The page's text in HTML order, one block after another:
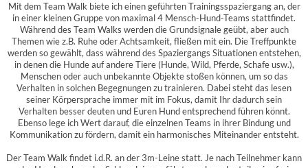
Mit dem Team Walk biete ich einen geführten Trainingsspaziergang an, der
in einer kleinen Gruppe von maximal 4 Mensch-Hund-Teams stattfindet.
Während des Team Walks werden die Grundsignale geübt, aber auch
Themen wie z.B. Ruhe oder Achtsamkeit, fließen mit ein. Die Treffpunkte
werden so gewählt, dass während des Spaziergangs Situationen entstehen,
in denen die Hunde auf andere Tiere (Hunde, Wild, Pferde, Schafe usw.),
Menschen oder auch unbekannte Objekte stoßen können, um so das
Verhalten in solchen Begegnungen zu trainieren. Dabei steht das lesen
seiner Körpersprache immer mit im Fokus, damit Ihr dadurch sein
Verhalten besser deuten und Euren Hund entsprechend führen könnt.
Ebenso lege ich Wert darauf, die einzelnen Teams in ihrer Bindung und
Kommunikation zu fördern, damit ein harmonisches Miteinander entsteht.
Der Team Walk findet i.d.R. an der 3m-Leine statt. Je nach Teilnehmer kann